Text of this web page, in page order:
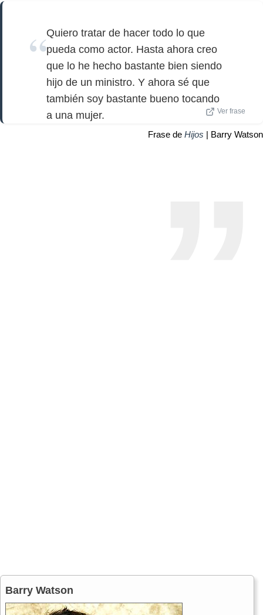
Quiero tratar de hacer todo lo que
pueda como actor. Hasta ahora creo
que lo he hecho bastante bien siendo
hijo de un ministro. Y ahora sé que
también soy bastante bueno tocando
a una mujer.
Ver frase
Frase de Hijos | Barry Watson
Barry Watson